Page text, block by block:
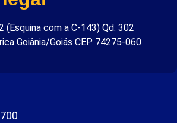
(Esquina com a C-143) Qd. 302
Goiânia/Goiás CEP 74275-060